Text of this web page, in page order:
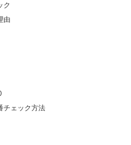
ク
由
チェック方法